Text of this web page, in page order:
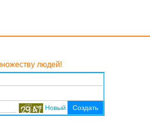
людей!
Новый Создать